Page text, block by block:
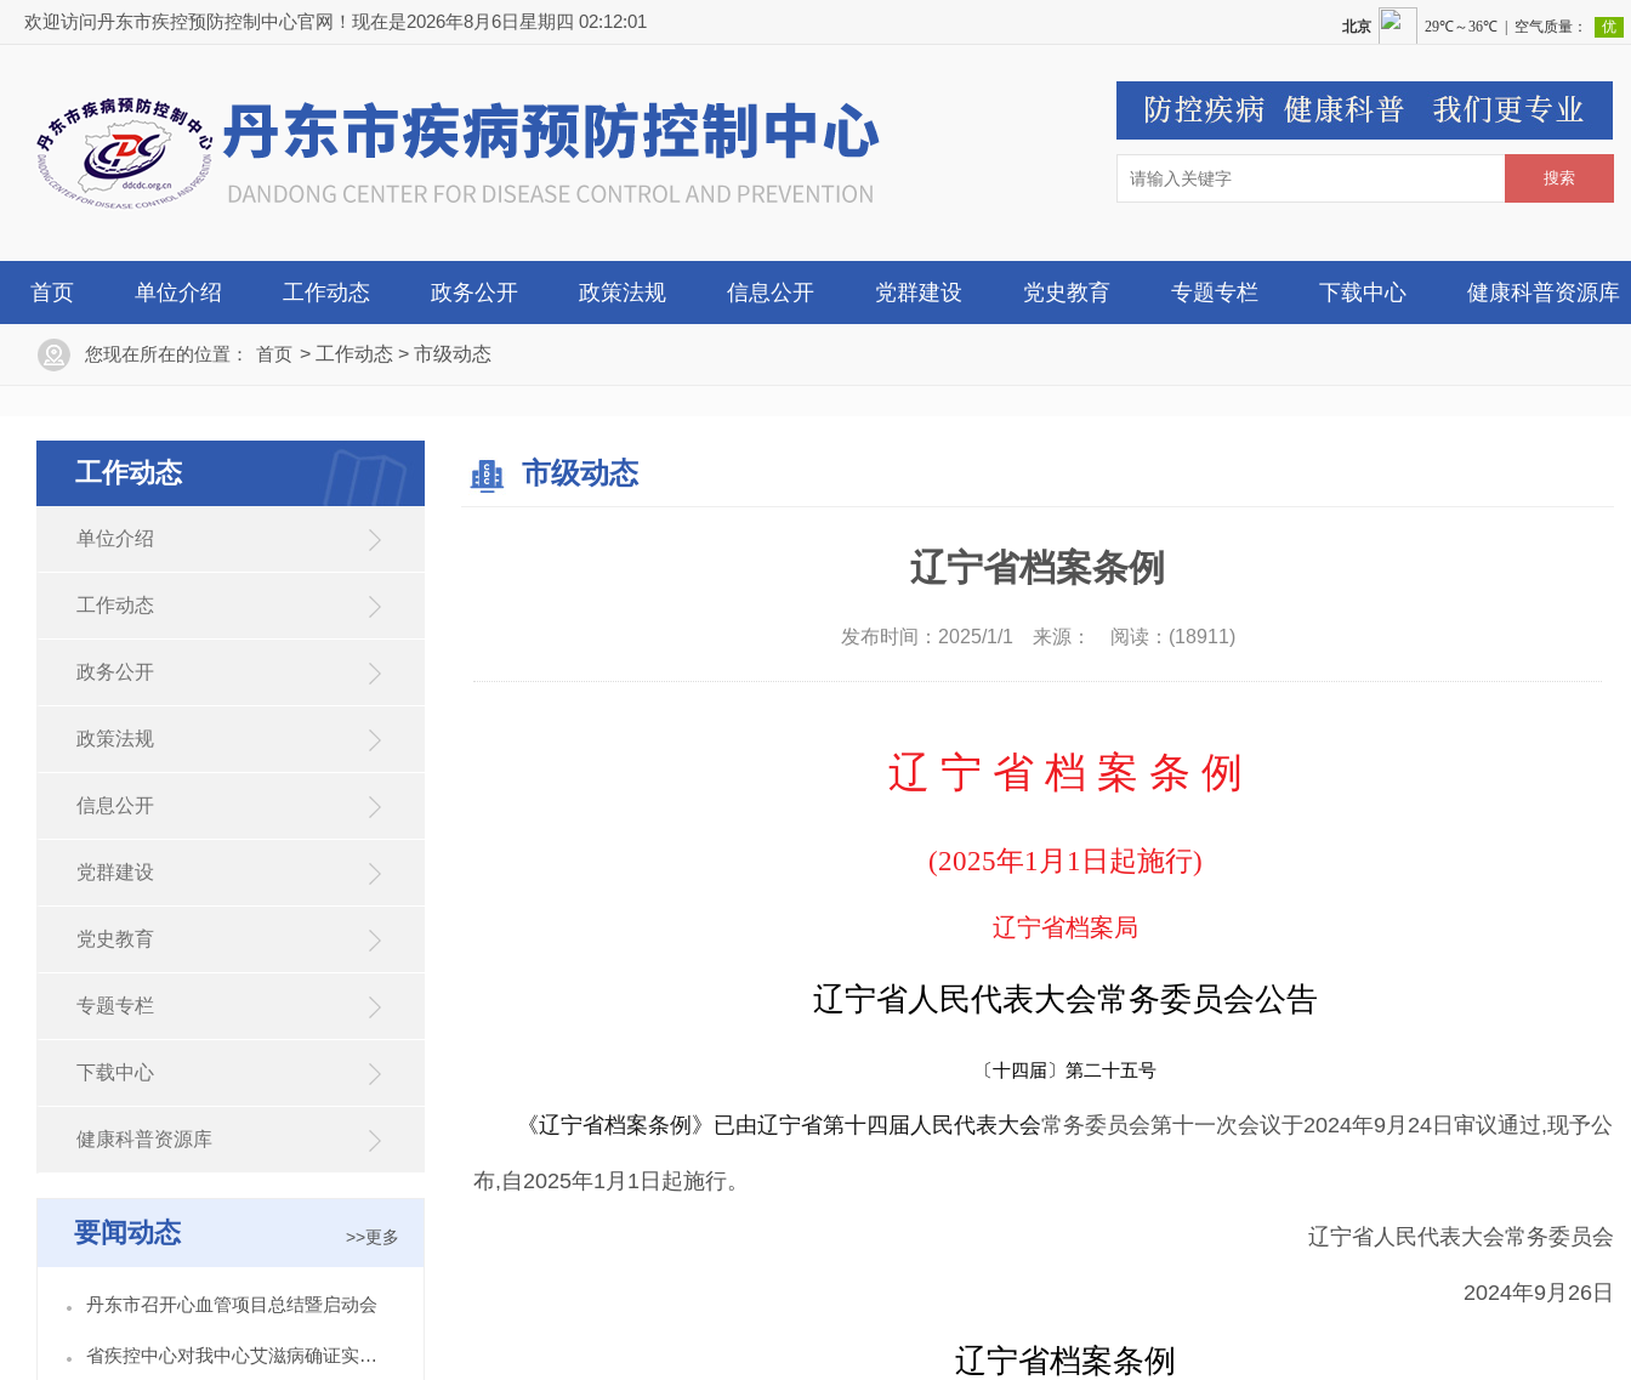
欢迎访问丹东市疾控预防控制中心官网！现在是2026年8月6日星期四 02:12:02
首页 单位介绍 工作动态 政务公开 政策法规 信息公开 党群建设 党史教育 专题专栏 下载中心 健康科普资源库
您现在所在的位置： 首页 > 工作动态 > 市级动态
工作动态
单位介绍
工作动态
政务公开
政策法规
信息公开
党群建设
党史教育
专题专栏
下载中心
健康科普资源库
要闻动态 >>更多
丹东市召开心血管项目总结暨启动会
省疾控中心对我中心艾滋病确证实验室开展督导检查
市级动态
辽宁省档案条例
发布时间：2025/1/1 来源： 阅读：(18911)
辽 宁 省 档 案 条 例
(2025年1 月 1 日起施行)
辽宁省档案局
辽宁省人民代表大会常务委员会公告
〔十四届 〕 第二十五号
《辽宁省档案条例》已由辽宁省第十四届人民代表大会常务委员会第十一次会议于2024年9月 24 日审议通过,现予公
布,自 2025年1 月 1 日起施行。
辽宁省人民代表大会常务委员会
2024年9月26日
辽宁省档案条例